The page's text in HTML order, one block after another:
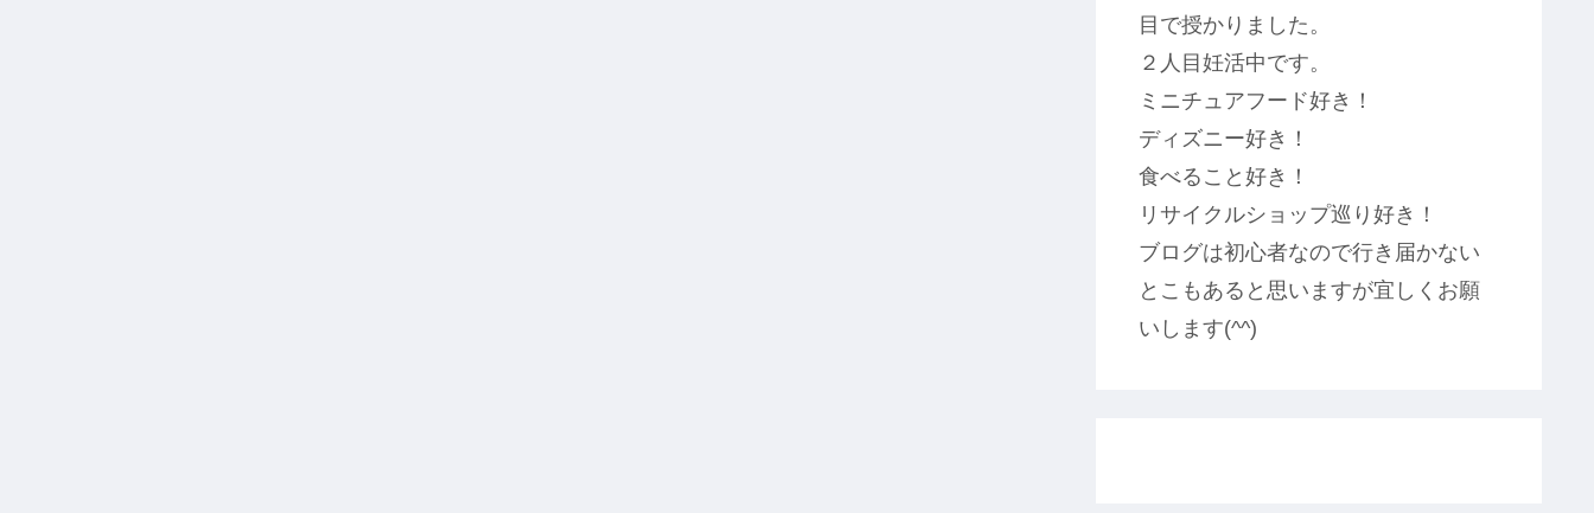
目で授かりました。
２人目妊活中です。
ミニチュアフード好き！
ディズニー好き！
食べること好き！
リサイクルショップ巡り好き！
ブログは初心者なので行き届かない
とこもあると思いますが宜しくお願
いします(^^)